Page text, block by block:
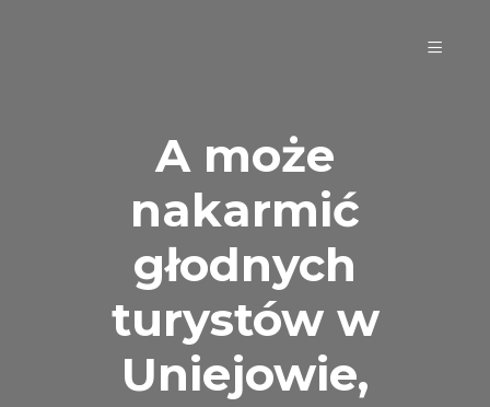
A może
nakarmić
głodnych
turystów w
Uniejowie,